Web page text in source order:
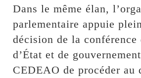
Dans le même élan,
parlementaire appuie
décision de la conférence
d’État et de
CEDEAO de procéder au